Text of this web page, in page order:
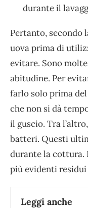
durante il
Pertanto, secondo
uova prima di
evitare. Sono
abitudine. Per
farlo solo prima
che non si dà
il guscio. Tra
batteri. Questi
durante la cottura.
più evidenti residui
Leggi anche